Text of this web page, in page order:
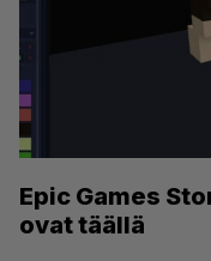
Epic Games
ovat täällä